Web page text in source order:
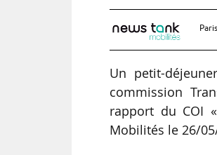
Un petit-
commission
rapport du COI
Mobilités le 26/